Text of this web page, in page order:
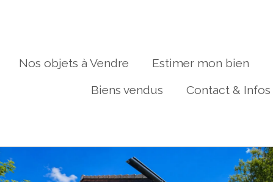
Nos objets à Vendre Estimer mon bien
Biens vendus
Contact & Infos